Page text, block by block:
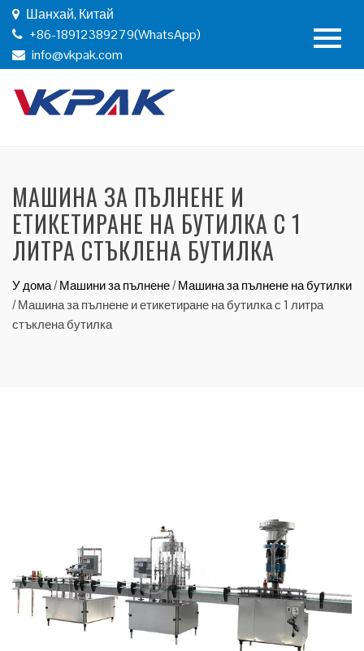
Шанхай, Китай
+86-18912389279(WhatsApp)
info@vkpak.com
МАШИНА ЗА ПЪЛНЕНЕ И
ЕТИКЕТИРАНЕ НА БУТИЛКА С 1
ЛИТРА СТЪКЛЕНА БУТИЛКА
У дома/Машини за пълнене/Машина за пълнене на бутилки
/Машина за пълнене и етикетиране на бутилка с 1 литра
стъклена бутилка